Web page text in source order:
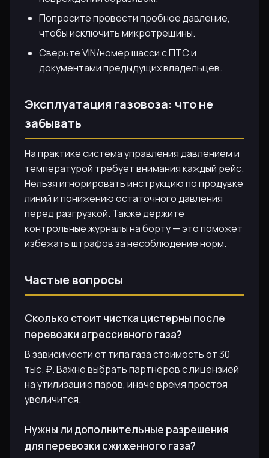
Попросите провести пробное давление,
чтобы исключить микротрещины.
Сверьте VIN/номер шасси с ПТС и
документами предыдущих владельцев.
Эксплуатация газовоза: что не
забывать
На практике система управления давлением и
температурой требует внимания каждый рейс.
Нельзя игнорировать инструкцию по продувке
линий и понижению остаточного давления
перед разгрузкой. Также держите
контрольные журналы на борту — это поможет
избежать штрафов за несоблюдение норм.
Частые вопросы
Сколько стоит чистка цистерны после
перевозки агрессивного газа?
В зависимости от типа газа стоимость от 30
тыс. ₽. Важно выбрать партнёров с лицензией
на утилизацию паров, иначе время простоя
увеличится.
Нужны ли дополнительные разрешения
для перевозки сжиженного газа?